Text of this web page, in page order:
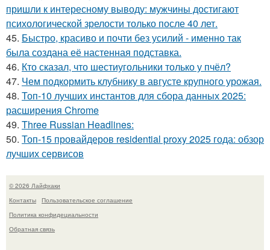
пришли к интересному выводу: мужчины достигают
психологической зрелости только после 40 лет.
45. Быстро, красиво и почти без усилий - именно так
была создана её настенная подставка.
46. Кто сказал, что шестиугольники только у пчёл?
47. Чем подкормить клубнику в августе крупного урожая.
48. Топ-10 лучших инстантов для сбора данных 2025:
расширения Chrome
49. Three Russian Headlines:
50. Топ-15 провайдеров residential proxy 2025 года: обзор
лучших сервисов
© 2026 Лайфхаки
Контакты
Пользовательское соглашение
Политика конфидециальности
Обратная связь